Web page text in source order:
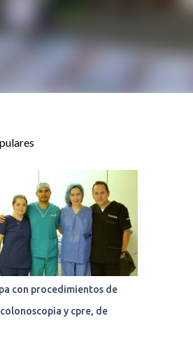
con procedimientos de
y cpre, de